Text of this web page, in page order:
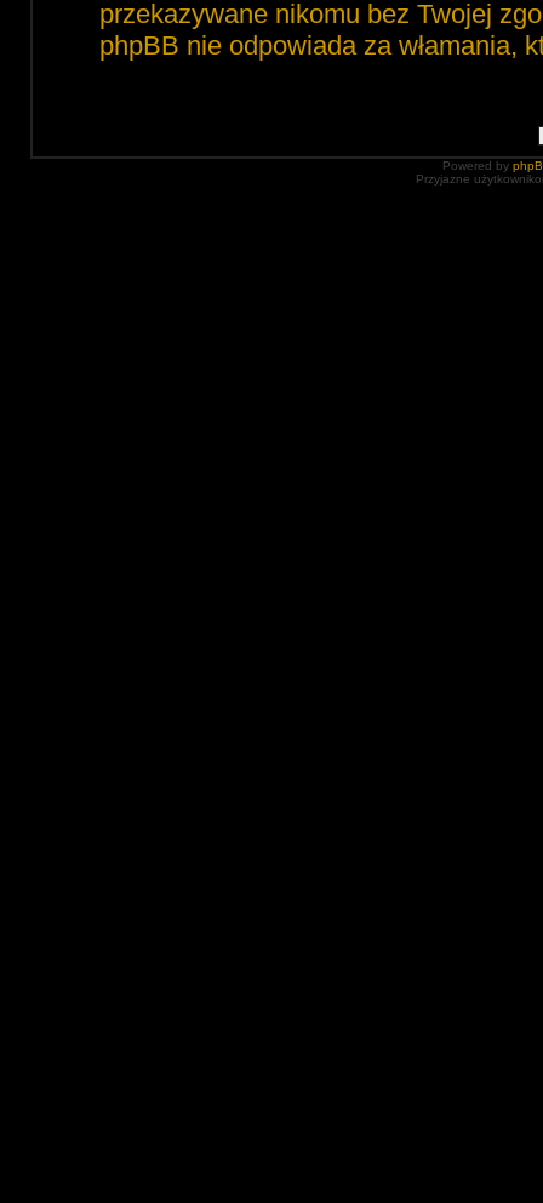
przekazywane nikomu bez Twojej
phpBB nie odpowiada za włamania,
Powered by
Przyjazne